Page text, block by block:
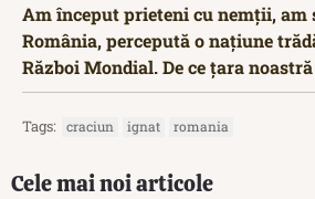
Am început prieteni cu nemții, am
România, percepută o națiune
Război Mondial. De ce țara
Tags: craciun ignat romania
Cele mai noi articole